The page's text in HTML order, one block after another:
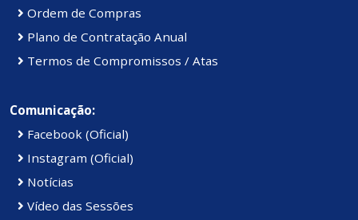
Ordem de Compras
Plano de Contratação Anual
Termos de Compromissos / Atas
Comunicação:
Facebook (Oficial)
Instagram (Oficial)
Notícias
Vídeo das Sessões